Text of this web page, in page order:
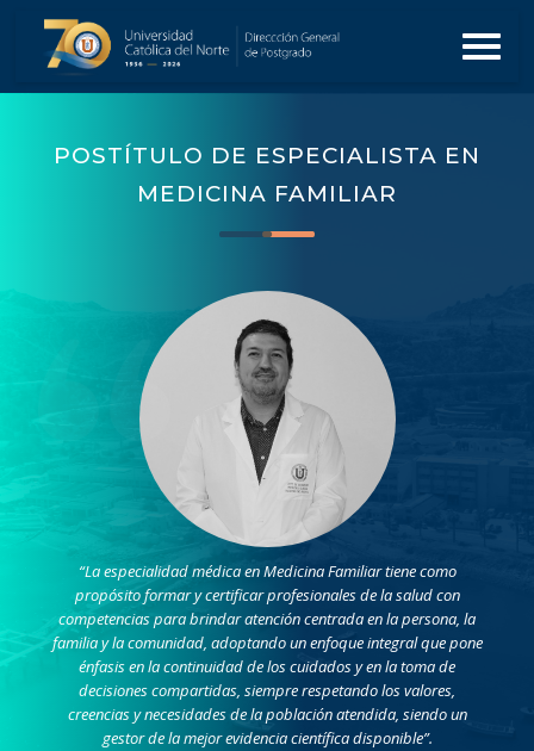
POSTÍTULO DE ESPECIALISTA EN
MEDICINA FAMILIAR
“La especialidad médica en Medicina Familiar tiene como
propósito formar y certificar profesionales de la salud con
competencias para brindar atención centrada en la persona, la
familia y la comunidad, adoptando un enfoque integral que pone
énfasis en la continuidad de los cuidados y en la toma de
decisiones compartidas, siempre respetando los valores,
creencias y necesidades de la población atendida, siendo un
gestor de la mejor evidencia científica disponible”.